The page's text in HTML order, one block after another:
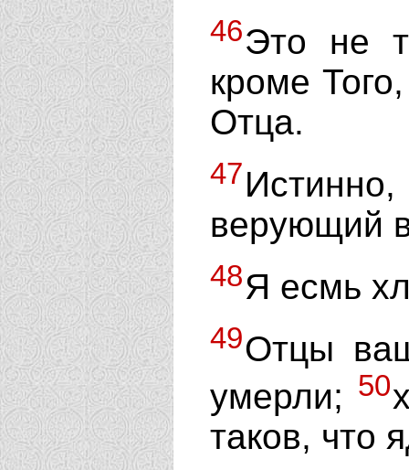
46Это не
кроме
Отца.
47
верующий
48Я есмь
49Отцы
умерли; 50
таков, что